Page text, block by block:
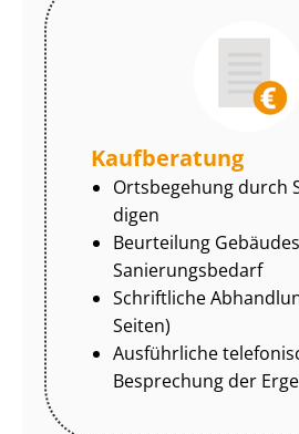
Kaufberatung
Ortsbegehung durch
di­gen
Beurteilung
Sa­nie­rungs­be­darf
Schriftliche
Seiten)
Ausführliche
Besprechung der